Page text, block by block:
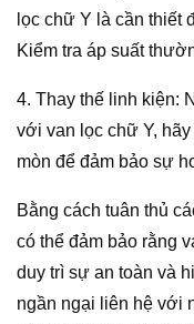
lọc chữ Y là cần thiết
Kiểm tra áp suất
4. Thay thế linh kiện:
với van lọc chữ Y,
mòn để đảm bảo sự
Bằng cách tuân thủ
có thể đảm bảo rằng
duy trì sự an toàn và
ngần ngại liên hệ với